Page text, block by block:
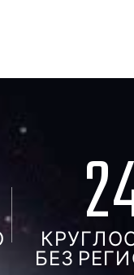
БЕЗ